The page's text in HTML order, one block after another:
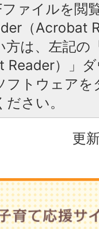
ファイルを閲
（Acrobat
方は、左記の
Reader）」
フトウェア
さい。
更